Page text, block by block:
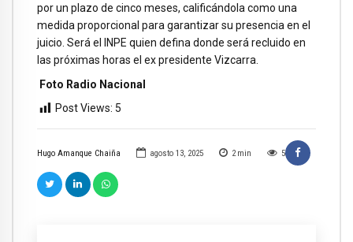
Hugo Amanque Chaiña agosto 13, 2025 2 min 5
por un plazo de cinco meses, calificándola como una
medida proporcional para garantizar su presencia en el
juicio. Será el INPE quien defina donde será recluido en
las próximas horas el ex presidente Vizcarra.
Foto Radio Nacional
Post Views: 5